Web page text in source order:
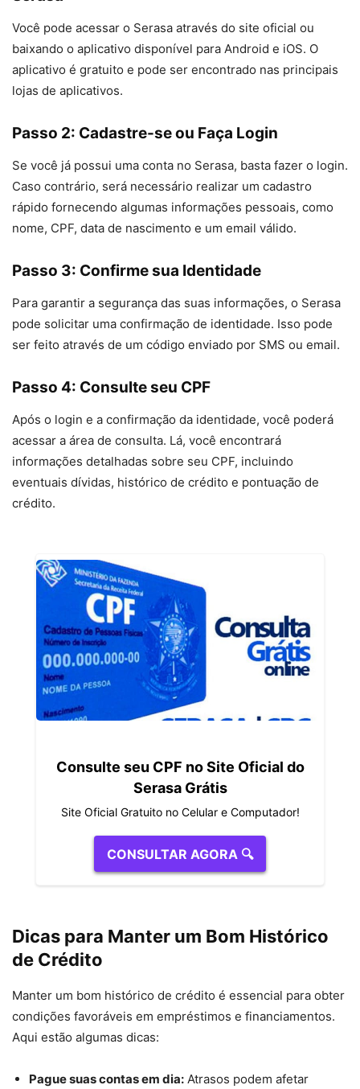
Você pode acessar o Serasa através do site oficial ou
baixando o aplicativo disponível para Android e iOS. O
aplicativo é gratuito e pode ser encontrado nas principais
lojas de aplicativos.
Passo 2: Cadastre-se ou Faça Login
Se você já possui uma conta no Serasa, basta fazer o login.
Caso contrário, será necessário realizar um cadastro
rápido fornecendo algumas informações pessoais, como
nome, CPF, data de nascimento e um email válido.
Passo 3: Confirme sua Identidade
Para garantir a segurança das suas informações, o Serasa
pode solicitar uma confirmação de identidade. Isso pode
ser feito através de um código enviado por SMS ou email.
Passo 4: Consulte seu CPF
Após o login e a confirmação da identidade, você poderá
acessar a área de consulta. Lá, você encontrará
informações detalhadas sobre seu CPF, incluindo
eventuais dívidas, histórico de crédito e pontuação de
crédito.
Consulte seu CPF no Site Oficial do
Serasa Grátis
Site Oficial Gratuito no Celular e Computador!
CONSULTAR AGORA 🔍
Dicas para Manter um Bom Histórico
de Crédito
Manter um bom histórico de crédito é essencial para obter
condições favoráveis em empréstimos e financiamentos.
Aqui estão algumas dicas:
Pague suas contas em dia: Atrasos podem afetar